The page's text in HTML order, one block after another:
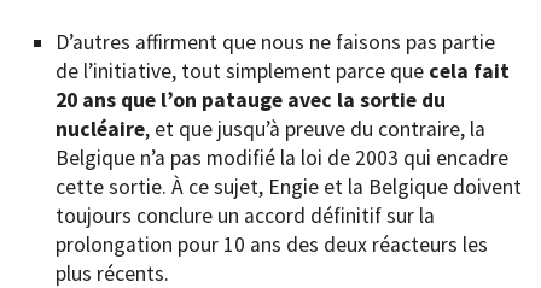
D’autres affirment que nous ne faisons pas partie
de l’initiative, tout simplement parce que cela fait
20 ans que l’on patauge avec la sortie du
nucléaire, et que jusqu’à preuve du contraire, la
Belgique n’a pas modifié la loi de 2003 qui encadre
cette sortie. À ce sujet, Engie et la Belgique doivent
toujours conclure un accord définitif sur la
prolongation pour 10 ans des deux réacteurs les
plus récents.